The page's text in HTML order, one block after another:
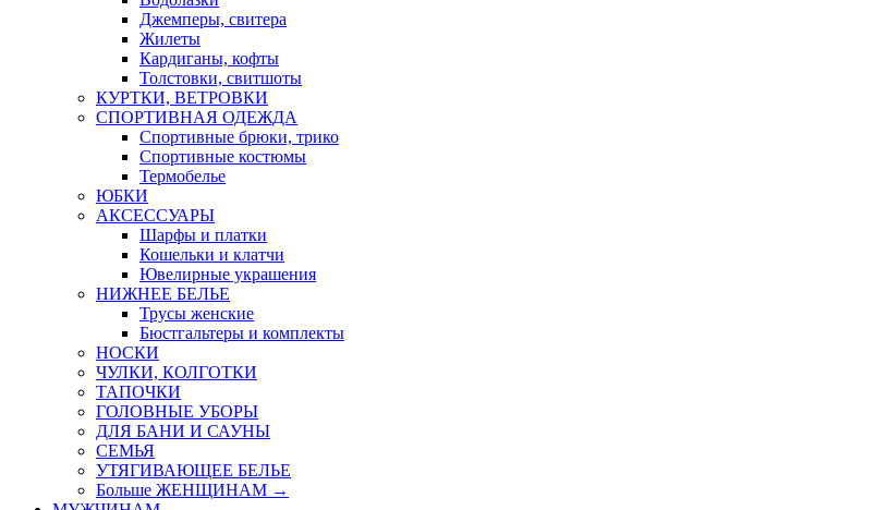
Джемперы, свитера
Жилеты
Кардиганы, кофты
Толстовки, свитшоты
КУРТКИ, ВЕТРОВКИ
СПОРТИВНАЯ ОДЕЖДА
Спортивные брюки, трико
Спортивные костюмы
Термобелье
ЮБКИ
AКСЕССУАРЫ
Шарфы и платки
Кошельки и клатчи
Ювелирные украшения
НИЖНЕЕ БЕЛЬЕ
Трусы женские
Бюстгальтеры и комплекты
НОСКИ
ЧУЛКИ, КОЛГОТКИ
ТАПОЧКИ
ГОЛОВНЫЕ УБОРЫ
ДЛЯ БАНИ И САУНЫ
СЕМЬЯ
УТЯГИВАЮЩЕЕ БЕЛЬЕ
Больше ЖЕНЩИНАМ →